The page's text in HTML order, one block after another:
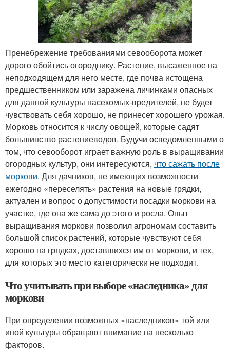
Пренебрежение требованиями севооборота может
дорого обойтись огороднику. Растение, высаженное на
неподходящем для него месте, где почва истощена
предшественником или заражена личинками опасных
для данной культуры насекомых-вредителей, не будет
чувствовать себя хорошо, не принесет хорошего урожая.
Морковь относится к числу овощей, которые садят
большинство растениеводов. Будучи осведомленными о
том, что севооборот играет важную роль в выращивании
огородных культур, они интересуются, что сажать после
моркови. Для дачников, не имеющих возможности
ежегодно «переселять» растения на новые грядки,
актуален и вопрос о допустимости посадки моркови на
участке, где она же сама до этого и росла. Опыт
выращивания моркови позволил агрономам составить
большой список растений, которые чувствуют себя
хорошо на грядках, доставшихся им от моркови, и тех,
для которых это место категорически не подходит.
Что учитывать при выборе «наследника» для
моркови
При определении возможных «наследников» той или
иной культуры обращают внимание на несколько
факторов.